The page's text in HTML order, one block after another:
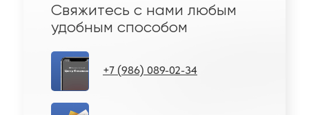
Свяжитесь с нами любым
удобным способом
+7 (986) 089-02-34